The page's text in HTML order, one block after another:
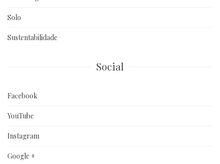
Solo
Sustentabilidade
Social
Facebook
YouTube
Instagram
Google +